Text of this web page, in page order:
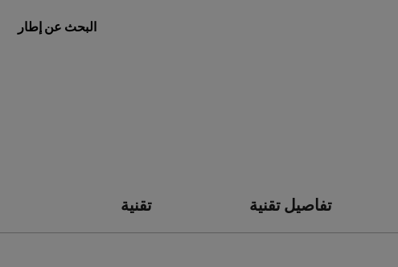
البحث عن إطار
تفاصيل تقنية تقنية